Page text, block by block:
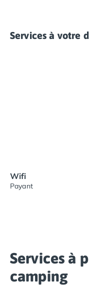
Services à votre
Wifi
Payant
Services à
camping